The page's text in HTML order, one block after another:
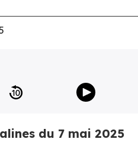
du 7 mai 2025